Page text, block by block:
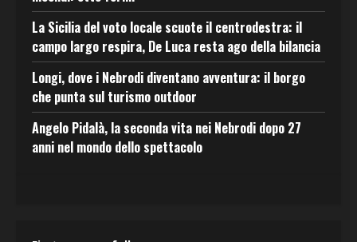
La Sicilia del voto locale scuote il centrodestra: il
campo largo respira, De Luca resta ago della bilancia
Longi, dove i Nebrodi diventano avventura: il borgo
che punta sul turismo outdoor
Angelo Pidalà, la seconda vita nei Nebrodi dopo 27
anni nel mondo dello spettacolo